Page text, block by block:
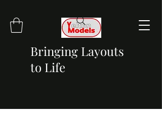
Bringing Layouts
to Life